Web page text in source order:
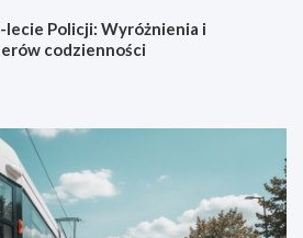
Policji: Wyróżnienia i
codzienności